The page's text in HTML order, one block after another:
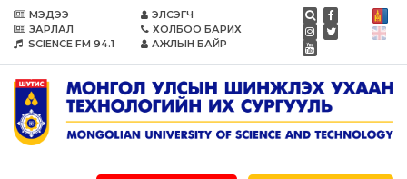
МЭДЭЭ
ЗАРЛАЛ
SCIENCE FM 94.1
ЭЛСЭГЧ
ХОЛБОО БАРИХ
АЖЛЫН БАЙР